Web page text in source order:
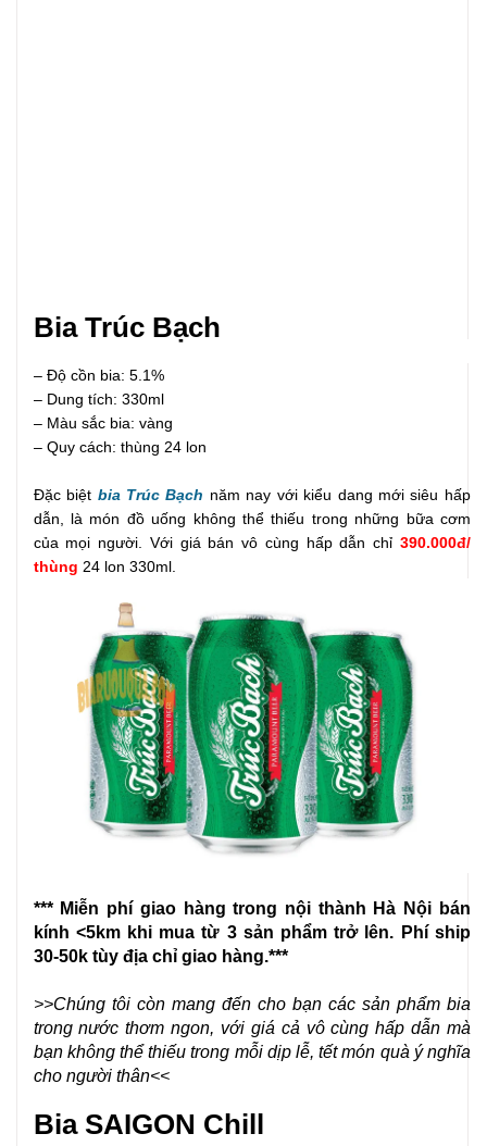
Bia Trúc Bạch
– Độ cồn bia: 5.1%
– Dung tích: 330ml
– Màu sắc bia: vàng
– Quy cách: thùng 24 lon
Đặc biệt bia Trúc Bạch năm nay với kiểu dang mới siêu hấp
dẫn, là món đồ uống không thể thiếu trong những bữa cơm
của mọi người. Với giá bán vô cùng hấp dẫn chỉ 390.000đ/
thùng 24 lon 330ml.
*** Miễn phí giao hàng trong nội thành Hà Nội bán
kính <5km khi mua từ 3 sản phẩm trở lên. Phí ship
30-50k tùy địa chỉ giao hàng.***
>>Chúng tôi còn mang đến cho bạn các sản phẩm bia
trong nước thơm ngon, với giá cả vô cùng hấp dẫn mà
bạn không thể thiếu trong mỗi dịp lễ, tết món quà ý nghĩa
cho người thân<<
Bia SAIGON Chill